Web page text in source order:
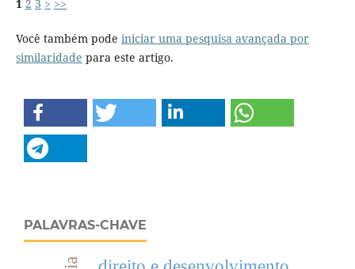
1 2 3 > >>
Você também pode iniciar uma pesquisa avançada por
similaridade para este artigo.
PALAVRAS-CHAVE